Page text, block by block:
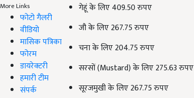
More Links
फोटो गैलरी
वीडियो
मासिक पत्रिका
फोरम
डायरेक्टरी
हमारी टीम
संपर्क
गेहूं के लिए 409.50 रुपए
जौ के लिए 267.75 रुपए
चना के लिए 204.75 रुपए
सरसों (Mustard) के लिए 275.63 रुपए
सूरजमुखी के लिए 267.75 रुपए